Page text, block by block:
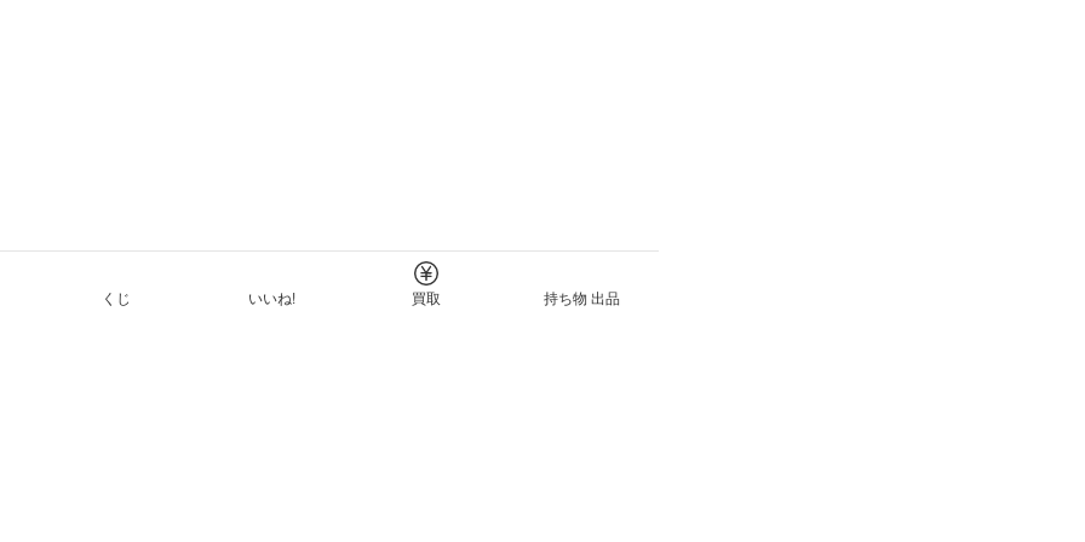
くじ いいね! 買取 持ち物 出品